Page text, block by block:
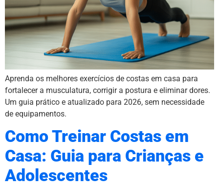
Aprenda os melhores exercícios de costas em casa para
fortalecer a musculatura, corrigir a postura e eliminar dores.
Um guia prático e atualizado para 2026, sem necessidade
de equipamentos.
Como Treinar Costas em
Casa: Guia para Crianças e
Adolescentes